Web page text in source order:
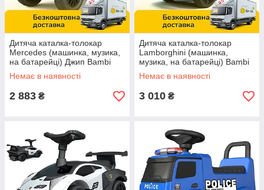
Дитяча каталка-толокар
Mercedes (машинка, музика,
на батарейці) Джип Bambi
652-3 Червоний
Немає в наявності
2 883 ₴
Дитяча каталка-толокар
Lamborghini (машинка,
музика, на батарейці) Bambi
660-7 Помаранчевий
Немає в наявності
3 010 ₴